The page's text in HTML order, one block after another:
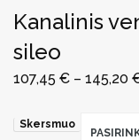
Kanalinis
sileo
107,45 € – 145,20
Skersmuo